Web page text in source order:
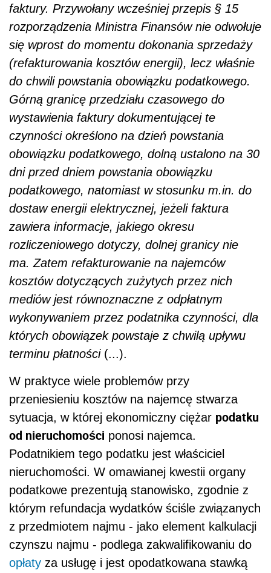
faktury. Przywołany wcześniej przepis § 15
rozporządzenia Ministra Finansów nie odwołuje
się wprost do momentu dokonania sprzedaży
(refakturowania kosztów energii), lecz właśnie
do chwili powstania obowiązku podatkowego.
Górną granicę przedziału czasowego do
wystawienia faktury dokumentującej te
czynności określono na dzień powstania
obowiązku podatkowego, dolną ustalono na 30
dni przed dniem powstania obowiązku
podatkowego, natomiast w stosunku m.in. do
dostaw energii elektrycznej, jeżeli faktura
zawiera informacje, jakiego okresu
rozliczeniowego dotyczy, dolnej granicy nie
ma. Zatem refakturowanie na najemców
kosztów dotyczących zużytych przez nich
mediów jest równoznaczne z odpłatnym
wykonywaniem przez podatnika czynności, dla
których obowiązek powstaje z chwilą upływu
terminu płatności(...).
W praktyce wiele problemów przy
przeniesieniu kosztów na najemcę stwarza
sytuacja, w której ekonomiczny ciężar podatku
od nieruchomości ponosi najemca.
Podatnikiem tego podatku jest właściciel
nieruchomości. W omawianej kwestii organy
podatkowe prezentują stanowisko, zgodnie z
którym refundacja wydatków ściśle związanych
z przedmiotem najmu - jako element kalkulacji
czynszu najmu - podlega zakwalifikowaniu do
opłaty za usługę i jest opodatkowana stawką